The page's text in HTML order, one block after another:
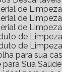
de
de
de
de
de
para sua
para Sua Saúde